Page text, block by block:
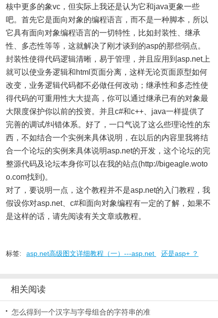
核中更多的象vc，但实际上我还是认为它和java更象一些
吧。首先它是面向对象的编程语言，而不是一种脚本，所以
它具有面向对象编程语言的一切特性，比如封装性、继承
性、多态性等等，这就解决了刚才谈到的asp的那些弱点。
封装性使得代码逻辑清晰，易于管理，并且应用到asp.net上
就可以使业务逻辑和html页面分离，这样无论页面原型如何
改变，业务逻辑代码都不必做任何改动；继承性和多态性使
得代码的可重用性大大提高，你可以通过继承已有的对象最
大限度保护你以前的投资。并且c#和c++、java一样提供了
完善的调试/纠错体系。好了，一口气说了这么些理论性的东
西，不如结合一个实例来具体说明，在以后的内容里我将结
合一个论坛的实例来具体说明asp.net的开发，这个论坛的完
整源代码及论坛本身你可以在我的站点(http://bigeagle.woto
o.com找到)。
对了，要说明一点，这个教程并不是asp.net的入门教程，我
假设你对asp.net、c#和面向对象编程有一定的了解，如果不
是这样的话，请先阅读有关文章或教程。
标签: asp.net高级图文详细教程（一）---asp.net 还是asp+ ？
相关阅读
怎么得到一个汉字与字母组合的字符串的准